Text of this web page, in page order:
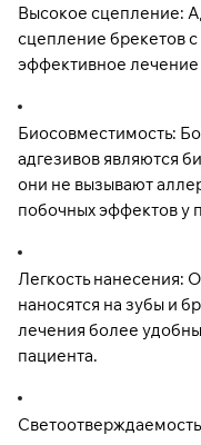
Высокое сцепление:
сцепление брекетов
эффективное лечение
Биосовместимость:
адгезивов являются
они не вызывают
побочных эффектов у
Легкость нанесения:
наносятся на зубы и
лечения более
пациента.